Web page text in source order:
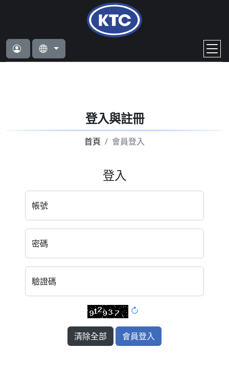
登入與註冊
首頁 會員登入
登入
帳號
密碼
驗證碼
清除全部